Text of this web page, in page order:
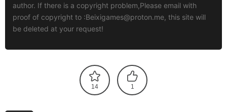
author. If there is a copyright problem,Please email with
proof of copyright to :Beixigames@proton.me, this site will
be deleted at your request!
14 1